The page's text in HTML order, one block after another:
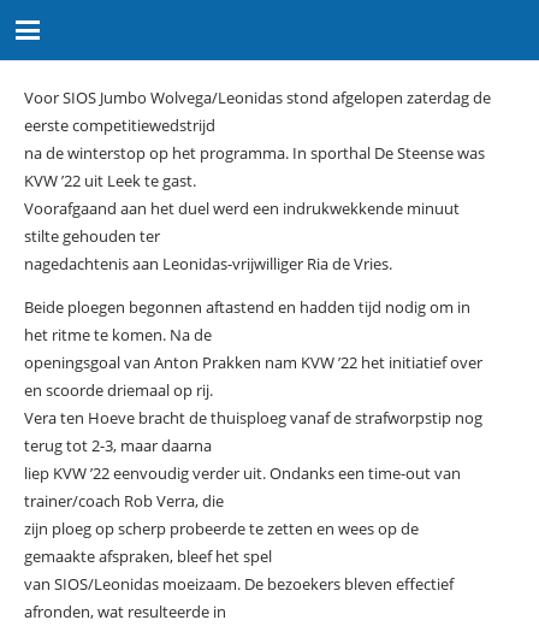
Voor SIOS Jumbo Wolvega/Leonidas stond afgelopen zaterdag de
eerste competitiewedstrijd
na de winterstop op het programma. In sporthal De Steense was
KVW ’22 uit Leek te gast.
Voorafgaand aan het duel werd een indrukwekkende minuut
stilte gehouden ter
nagedachtenis aan Leonidas-vrijwilliger Ria de Vries.
Beide ploegen begonnen aftastend en hadden tijd nodig om in
het ritme te komen. Na de
openingsgoal van Anton Prakken nam KVW ’22 het initiatief over
en scoorde driemaal op rij.
Vera ten Hoeve bracht de thuisploeg vanaf de strafworpstip nog
terug tot 2-3, maar daarna
liep KVW ’22 eenvoudig verder uit. Ondanks een time-out van
trainer/coach Rob Verra, die
zijn ploeg op scherp probeerde te zetten en wees op de
gemaakte afspraken, bleef het spel
van SIOS/Leonidas moeizaam. De bezoekers bleven effectief
afronden, wat resulteerde in